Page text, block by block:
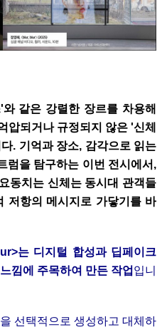
같은 강렬한 장르를 차용해
압되거나 규정되지 않은 '신체
. 기억과 장소, 감각으로 읽는
럼을 탐구하는 이번 전시에서,
동치는 신체는 동시대 관객들
저항의 메시지로 가닿기를 바
는 디지털 합성과 딥페이크
낌에 주목하여 만든 작업 입니
선택적으로 생성하고 대체하